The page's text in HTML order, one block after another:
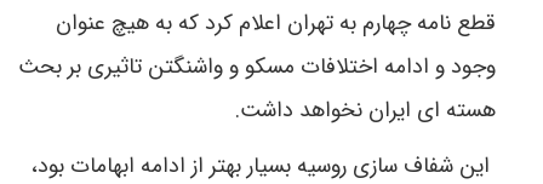
قطع نامه چهارم به تهران اعلام کرد که به هیچ عنوان
وجود و ادامه اختلافات مسکو و واشنگتن تاثیری بر بحث
هسته ای ایران نخواهد داشت.
این شفاف سازی روسیه بسیار بهتر از ادامه ابهامات بود،